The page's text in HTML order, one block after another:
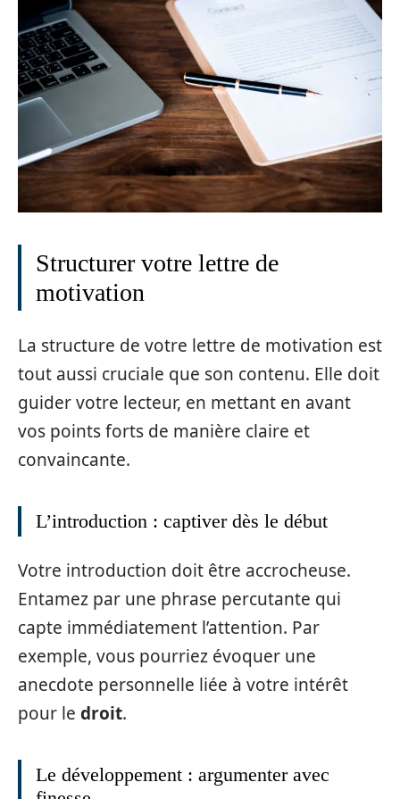
Structurer votre lettre de
motivation
La structure de votre lettre de motivation est
tout aussi cruciale que son contenu. Elle doit
guider votre lecteur, en mettant en avant
vos points forts de manière claire et
convaincante.
L’introduction : captiver dès le début
Votre introduction doit être accrocheuse.
Entamez par une phrase percutante qui
capte immédiatement l’attention. Par
exemple, vous pourriez évoquer une
anecdote personnelle liée à votre intérêt
pour le droit.
Le développement : argumenter avec